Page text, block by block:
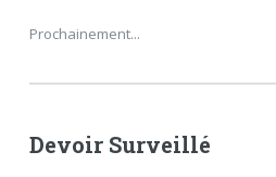
Prochainement...
Devoir Surveillé